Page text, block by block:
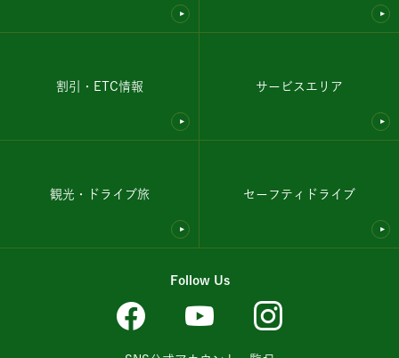
割引・ETC情報 サービスエリア
観光・ドライブ旅 セーフティドライブ
Follow Us